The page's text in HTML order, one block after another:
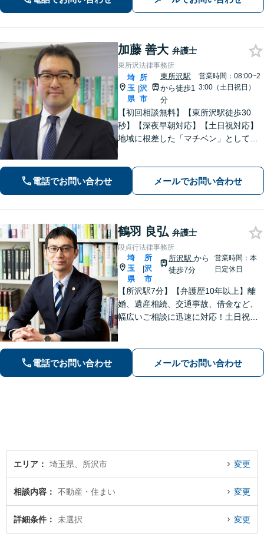
専門性の高い弁護士が寄り添い解決を
サポートします。
加藤 善大 弁護士
東所沢法律事務所
埼
玉
県
|
所
沢
市
東所沢駅
から徒歩1
分
営業時間：08:00~2
3:00（土日祝日）
【初回相談無料】【東所沢駅徒歩30
秒】【深夜早朝対応】【土日祝対応】
地域に根差した「マチベン」として、
も承ります。リーズナブルな料金体系
をご提供しています。
電話でお問い合わせ メールでお問い合わせ
鶴羽 良弘 弁護士
段貞行法律事務所
埼
玉
県
|
所
沢
市
所沢駅から
徒歩7分
営業時間：本
日定休日
【所沢駅7分】【弁護歴10年以上】離
婚、遺産相続、交通事故、借金など、
幅広いご相談に迅速に対応！土日祝夜
ください！【初回相談無料】
電話でお問い合わせ メールでお問い合わせ
エリア 埼玉県、所沢市 変更
相談内容 不動産・住まい 変更
詳細条件 未選択 変更